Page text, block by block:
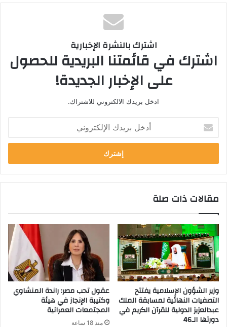
اشترك بالنشرة الإخبارية
اشترك في قائمتنا البريدية للحصول
على الإخبار الجديدة!
ادخل بريدك الالكتروني للاشتراك.
خ
ب
ر
د
ا
إ
ل
ك
ت
ر
و
ن
ي
مقالات ذات صلة
وزير الشؤون الإسلامية يفتتح
التصفيات النهائية لمسابقة الملك
عبدالعزيز الدولية للقرآن الكريم في
دورتها الـ46
عقول تحب مصر: راندة المنشاوي
وكتيبة الإنجاز في هيئة
المجتمعات العمرانية
منذ 18 ساعة